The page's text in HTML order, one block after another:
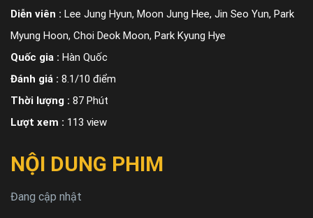
Diễn viên : Lee Jung Hyun, Moon Jung Hee, Jin Seo Yun, Park
Myung Hoon, Choi Deok Moon, Park Kyung Hye
Quốc gia : Hàn Quốc
Đánh giá : 8.1/10 điểm
Thời lượng : 87 Phút
Lượt xem : 113 view
NỘI DUNG PHIM
Đang cập nhật